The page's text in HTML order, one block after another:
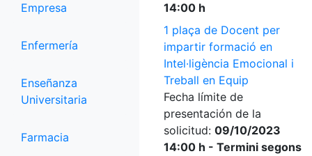
Empresa
Enfermería
Enseñanza
Universitaria
Farmacia
14:00 h
1 plaça de Docent per
impartir formació en
Intel·ligència Emocional i
Treball en Equip
Fecha límite de
presentación de la
solicitud: 09/10/2023
14:00 h - Termini segons